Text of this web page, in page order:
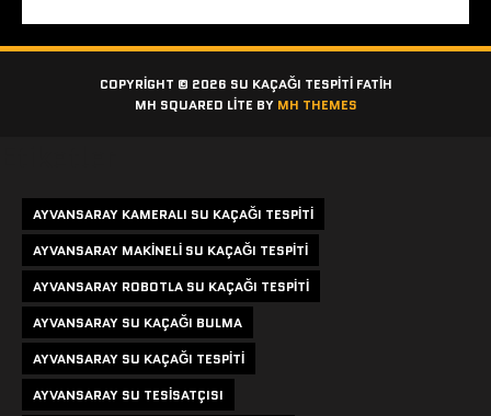
COPYRIGHT © 2026 SU KAÇAĞI TESPITI FATIH
MH SQUARED LITE BY MH THEMES
AYVANSARAY KAMERALI SU KAÇAĞI TESPITI
AYVANSARAY MAKINELI SU KAÇAĞI TESPITI
AYVANSARAY ROBOTLA SU KAÇAĞI TESPITI
AYVANSARAY SU KAÇAĞI BULMA
AYVANSARAY SU KAÇAĞI TESPITI
AYVANSARAY SU TESISATÇISI